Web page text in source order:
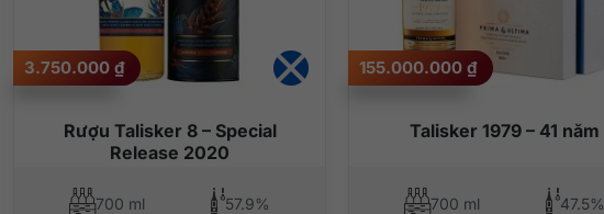
Rượu Talisker 8 – Special
Release 2020
3.750.000 ₫
700 ml 57.9%
Talisker 1979 – 41 năm
155.000.000 ₫
700 ml 47.5%